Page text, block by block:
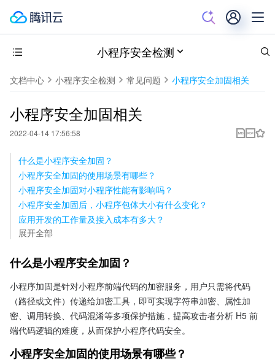
小程序安全检测
文档中心 小程序安全检测 常见问题 小程序安全加固相关
小程序安全加固相关
2022-04-14 17:56:58
什么是小程序安全加固？
小程序安全加固的使用场景有哪些？
小程序安全加固对小程序性能有影响吗？
小程序安全加固后，小程序包体大小有什么变化？
应用开发的工作量及接入成本有多大？
展开全部
什么是小程序安全加固？
小程序加固是针对小程序前端代码的加密服务，用户只需将代码
（路径或文件）传递给加密工具，即可实现字符串加密、属性加
密、调用转换、代码混淆等多项保护措施，提高攻击者分析 H5 前
端代码逻辑的难度，从而保护小程序代码安全。
小程序安全加固的使用场景有哪些？